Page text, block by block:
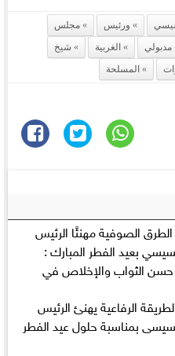
ورئيس
مجلس
مدبولي الغربية
شيخ
المسلحة
الصوفية مهنئًا الرئيس
بعيد الفطر المبارك :
الثواب والإخلاص في
الرفاعية يهنئ الرئيس
بمناسبة حلول عيد الفطر